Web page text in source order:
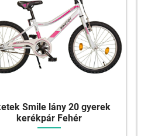
Smile lány 20 gyerek
kerékpár Fehér